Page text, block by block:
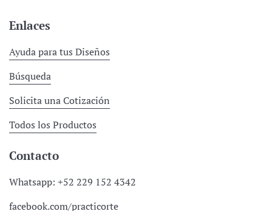
Enlaces
Ayuda para tus Diseños
Búsqueda
Solicita una Cotización
Todos los Productos
Contacto
Whatsapp: +52 229 152 4342
facebook.com/practicorte